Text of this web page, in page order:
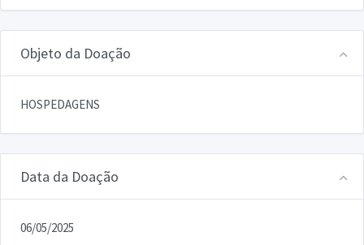
Objeto da Doação
HOSPEDAGENS
Data da Doação
06/05/2025